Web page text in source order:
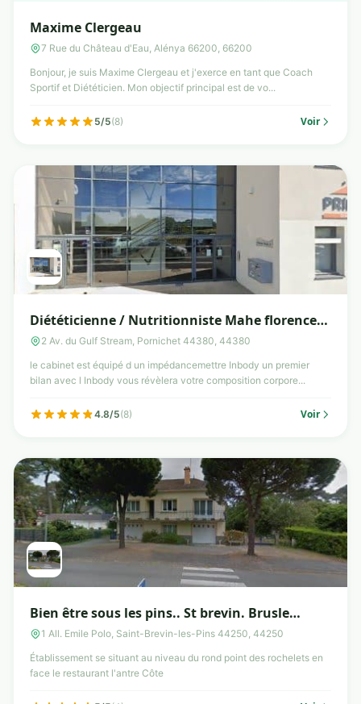
Maxime Clergeau
7 Rue du Château d'Eau, Alénya 66200, 66200
Bonjour, je suis Maxime Clergeau et j'exerce en tant que Coach
Sportif et Diététicien. Mon objectif principal est de vo...
5/5(8) Voir
Diététicienne / Nutritionniste Mahe florence
Pornichet
2 Av. du Gulf Stream, Pornichet 44380, 44380
le cabinet est équipé d un impédancemettre Inbody un premier
bilan avec l Inbody vous révèlera votre composition corpore...
4.8/5(8) Voir
Bien être sous les pins.. St brevin. Brusle
magali
1 All. Emile Polo, Saint-Brevin-les-Pins 44250, 44250
Établissement se situant au niveau du rond point des rochelets en
face le restaurant l'antre Côte